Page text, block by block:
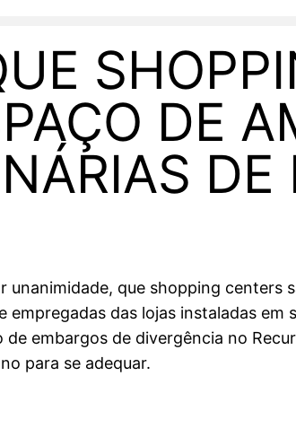
DE
DE
unanimidade, que shopping
das lojas instaladas
embargos de divergência no
para se adequar.